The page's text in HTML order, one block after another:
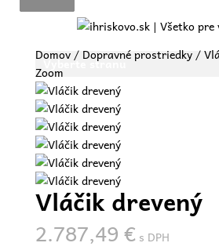
Vyberte stranu
Domov/ Dopravné prostriedky/
Zoom
Vláčik drevený
2.787,49€ s DPH